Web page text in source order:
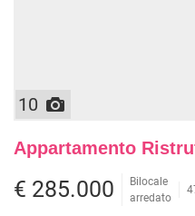
10
Appartamento
€ 285.000
Bilocale
arredato